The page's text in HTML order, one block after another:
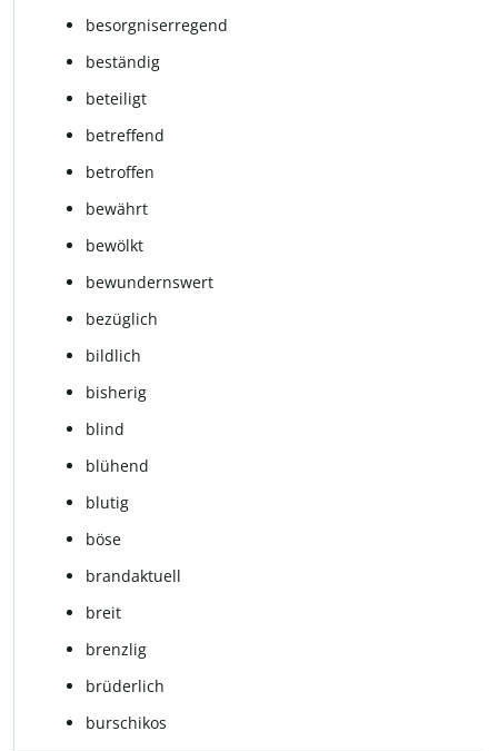
besorgniserregend
beständig
beteiligt
betreffend
betroffen
bewährt
bewölkt
bewundernswert
bezüglich
bildlich
bisherig
blind
blühend
blutig
böse
brandaktuell
breit
brenzlig
brüderlich
burschikos